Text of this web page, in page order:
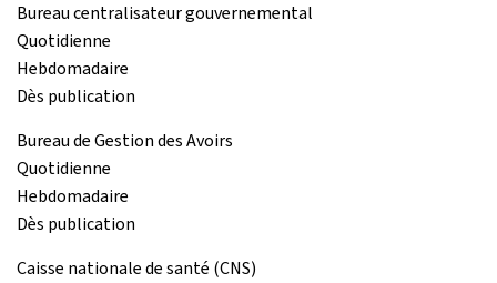
Bureau centralisateur gouvernemental
Quotidienne
Hebdomadaire
Dès publication
Bureau de Gestion des Avoirs
Quotidienne
Hebdomadaire
Dès publication
Caisse nationale de santé (CNS)